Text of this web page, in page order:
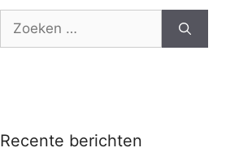
Zoek
Recente berichten